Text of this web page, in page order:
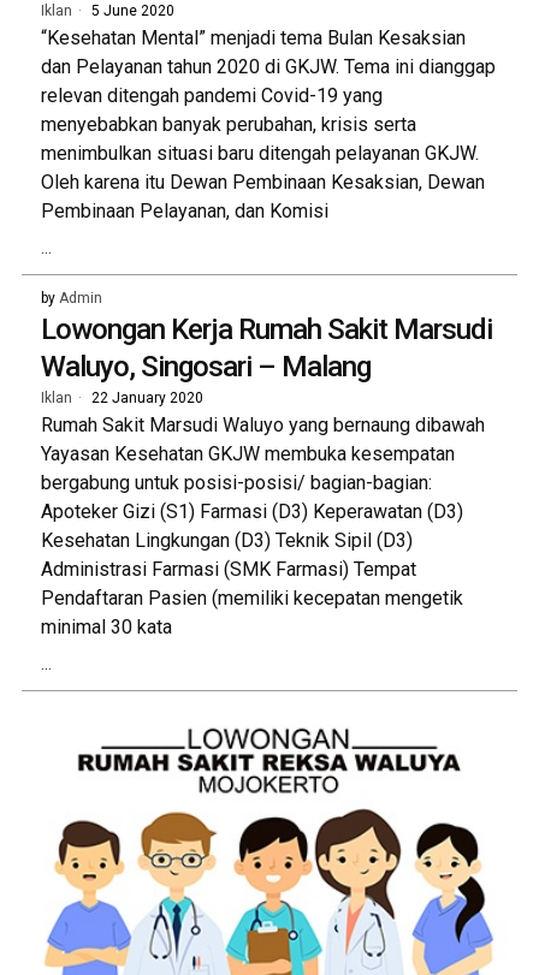
Iklan 5 June 2020
“Kesehatan Mental” menjadi tema Bulan Kesaksian
dan Pelayanan tahun 2020 di GKJW. Tema ini dianggap
relevan ditengah pandemi Covid-19 yang
menyebabkan banyak perubahan, krisis serta
menimbulkan situasi baru ditengah pelayanan GKJW.
Oleh karena itu Dewan Pembinaan Kesaksian, Dewan
Pembinaan Pelayanan, dan Komisi
...
byAdmin
Lowongan Kerja Rumah Sakit Marsudi
Waluyo, Singosari – Malang
Iklan 22 January 2020
Rumah Sakit Marsudi Waluyo yang bernaung dibawah
Yayasan Kesehatan GKJW membuka kesempatan
bergabung untuk posisi-posisi/ bagian-bagian:
Apoteker Gizi (S1) Farmasi (D3) Keperawatan (D3)
Kesehatan Lingkungan (D3) Teknik Sipil (D3)
Administrasi Farmasi (SMK Farmasi) Tempat
Pendaftaran Pasien (memiliki kecepatan mengetik
minimal 30 kata
...